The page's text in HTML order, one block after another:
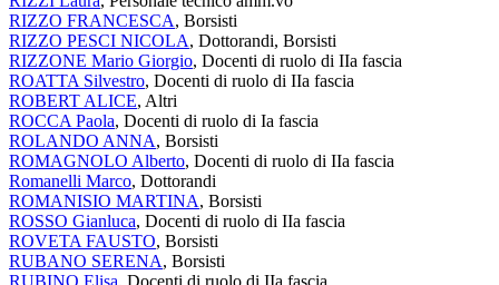
RIZZO FRANCESCA, Borsisti
RIZZO PESCI NICOLA, Dottorandi, Borsisti
RIZZONE Mario Giorgio, Docenti di ruolo di IIa fascia
ROATTA Silvestro, Docenti di ruolo di IIa fascia
ROBERT ALICE, Altri
ROCCA Paola, Docenti di ruolo di Ia fascia
ROLANDO ANNA, Borsisti
ROMAGNOLO Alberto, Docenti di ruolo di IIa fascia
Romanelli Marco, Dottorandi
ROMANISIO MARTINA, Borsisti
ROSSO Gianluca, Docenti di ruolo di IIa fascia
ROVETA FAUSTO, Borsisti
RUBANO SERENA, Borsisti